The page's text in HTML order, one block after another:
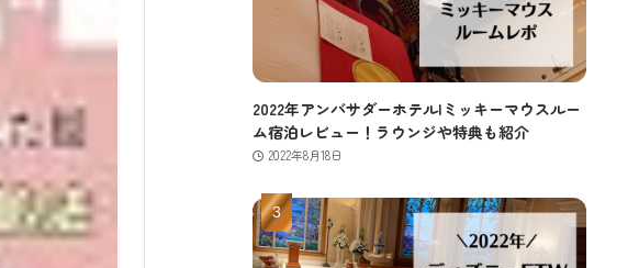
2022年アンバサダーホテル|ミッキーマウスルー
ム宿泊レビュー！ラウンジや特典も紹介
2022年8月18日